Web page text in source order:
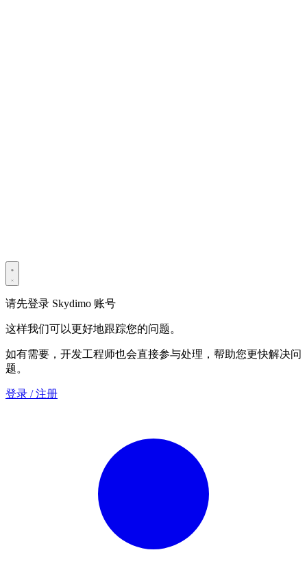
请先登录 Skydimo 账号
这样我们可以更好地跟踪您的问题。
如有需要，开发工程师也会直接参与处理，帮助您更快解决问
题。
登录 / 注册